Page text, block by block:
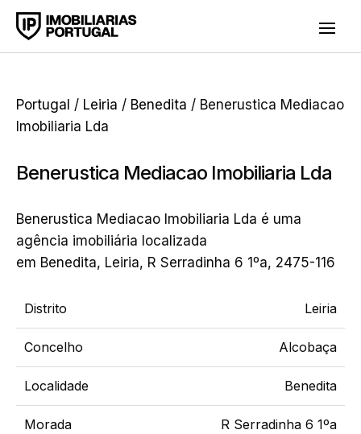
Portugal / Leiria / Benedita / Benerustica Mediacao
Imobiliaria Lda
Benerustica Mediacao Imobiliaria Lda
Benerustica Mediacao Imobiliaria Lda é uma
agência imobiliária localizada
em Benedita, Leiria, R Serradinha 6 1ºa, 2475-116
Distrito Leiria
Concelho Alcobaça
Localidade Benedita
Morada R Serradinha 6 1ºa